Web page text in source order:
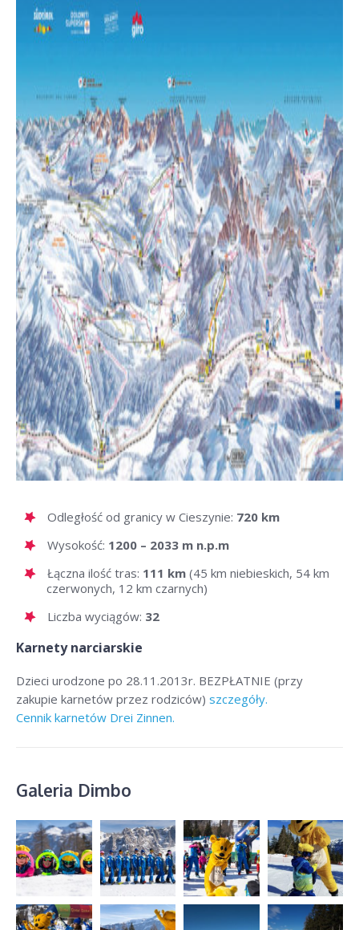
Odległość od granicy w Cieszynie: 720 km
Wysokość: 1200 – 2033 m n.p.m
Łączna ilość tras: 111 km (45 km niebieskich, 54 km
czerwonych, 12 km czarnych)
Liczba wyciągów: 32
Karnety narciarskie
Dzieci urodzone po 28.11.2013r. BEZPŁATNIE (przy
zakupie karnetów przez rodziców) szczegóły.
Cennik karnetów Drei Zinnen.
Galeria Dimbo